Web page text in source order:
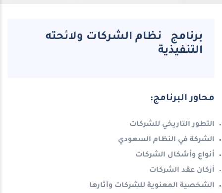
برنامج نظام الشركات ولائحته
التنفيذية
محاور البرنامج:
التطور التاريخي للشركات
الشركة في النظام السعودي
أنواع وأشكال الشركات
أركان عقد الشركات
الشخصية المعنوية للشركات وآثارها